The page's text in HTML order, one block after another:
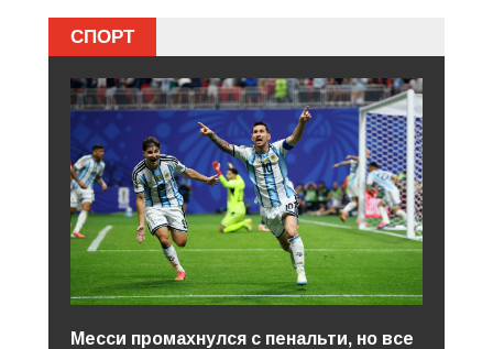
СПОРТ
Месси промахнулся с пенальти, но все